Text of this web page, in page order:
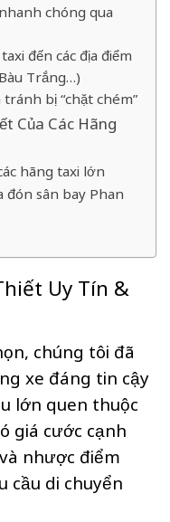
chóng qua
đến các địa điểm
Trắng…)
bị “chặt chém”
Của Các Hãng
hãng taxi lớn
đón sân bay Phan
Uy Tín &
chúng tôi đã
xe đáng tin cậy
lớn quen thuộc
giá cước cạnh
nhược điểm
cầu di chuyển